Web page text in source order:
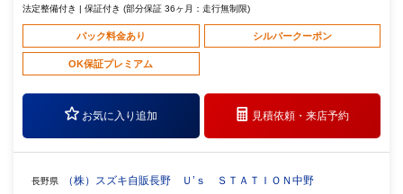
法定整備付き | 保証付き (部分保証 36ヶ月：走行無制限)
パック料金あり シルバークーポン
OK保証プレミアム
お気に入り追加 見積依頼・来店予約
長野県 （株）スズキ自販長野 Ｕ’ｓ ＳＴＡＴＩＯＮ中野